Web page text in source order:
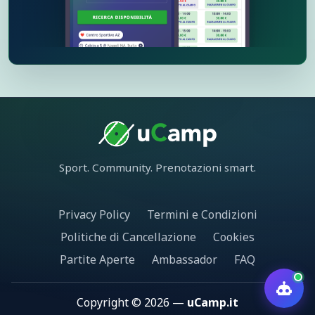
13:30 - 15:00 13:30 - 15:00 13:30 - 15:00
15:00 - 16:30
15:30 - 17:00 15:30 - 17:00 15:30 - 17:00
Sport. Community. Prenotazioni smart.
Privacy Policy
Termini e Condizioni
Politiche di Cancellazione
Cookies
Partite Aperte
Ambassador FAQ
Copyright © 2026 — uCamp.it